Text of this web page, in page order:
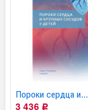
Пороки сердца и...
3 436 Р